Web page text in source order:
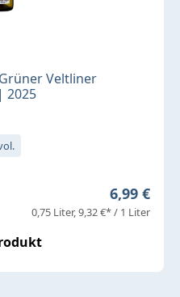
Veltliner
2025
Regulärer
6,99 €
0,75 Liter 9,32 €* / 1 Liter